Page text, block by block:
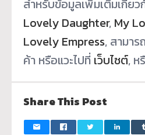
สำหรับข้อมูลเพิ่มเติมเกี่ยว
Lovely Daughter, My
Lovely Empress, สามา
ค้า หรือแวะไปที่ เว็บไซต์, ห
Share This Post